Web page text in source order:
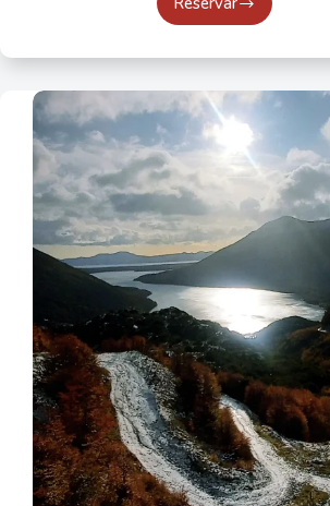
Navegación
Beagle